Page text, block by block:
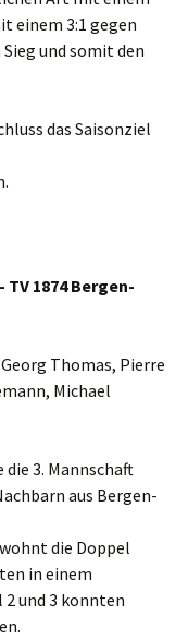
einem 3:1 gegen
und somit den
das Saisonziel
1874 Bergen-
Thomas, Pierre
Michael
3. Mannschaft
aus Bergen-
die Doppel
in einem
2 und 3 konnten